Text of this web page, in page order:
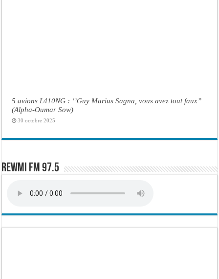
5 avions L410NG : ‘’Guy Marius Sagna, vous avez tout faux’’
(Alpha-Oumar Sow)
30 octobre 2025
Rewmi FM 97.5